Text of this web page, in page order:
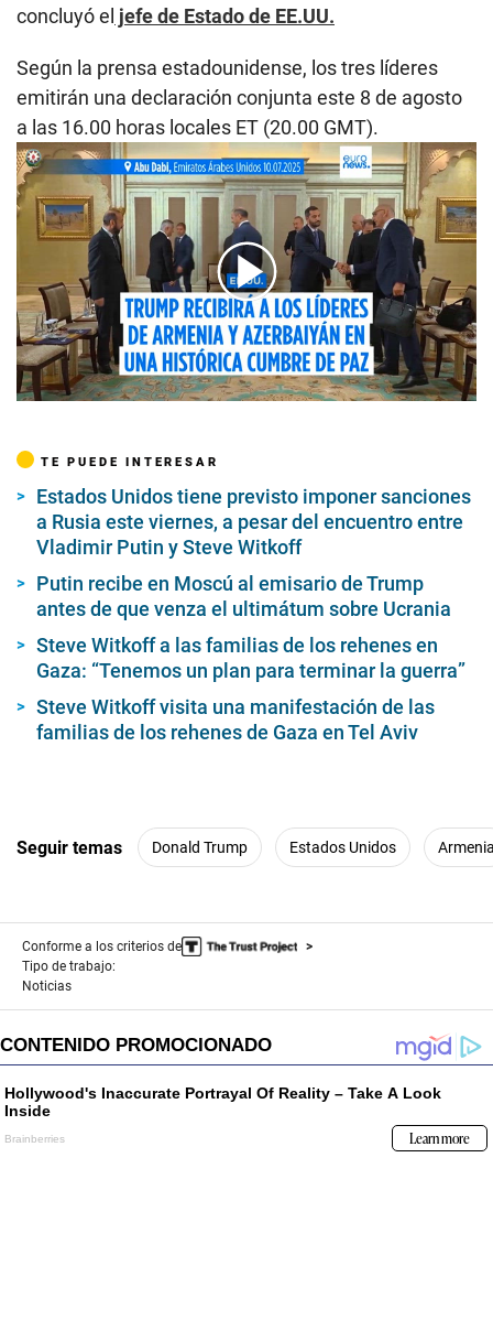
concluyó el jefe de Estado de EE.UU.
Según la prensa estadounidense, los tres líderes
emitirán una declaración conjunta este 8 de agosto
a las 16.00 horas locales ET (20.00 GMT).
00:00/01:05
TE PUEDE INTERESAR
Estados Unidos tiene previsto imponer sanciones
a Rusia este viernes, a pesar del encuentro entre
Vladimir Putin y Steve Witkoff
Putin recibe en Moscú al emisario de Trump
antes de que venza el ultimátum sobre Ucrania
Steve Witkoff a las familias de los rehenes en
Gaza: “Tenemos un plan para terminar la guerra”
Steve Witkoff visita una manifestación de las
familias de los rehenes de Gaza en Tel Aviv
Seguir temas Donald Trump Estados Unidos
Conforme a los criterios de
Tipo de trabajo:
Noticias